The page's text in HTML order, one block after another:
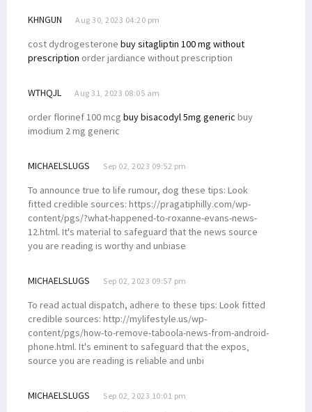
KHNGUN Aug 30, 2023 04:20 pm
cost dydrogesterone buy sitagliptin 100 mg without
prescription order jardiance without prescription
WTHQJL Aug 31, 2023 08:05 am
order florinef 100 mcg buy bisacodyl 5mg generic buy
imodium 2 mg generic
MICHAELSLUGS Sep 02, 2023 09:52 pm
To announce true to life rumour, dog these tips: Look
fitted credible sources: https://pragatiphilly.com/wp-
content/pgs/?what-happened-to-roxanne-evans-news-
12.html. It's material to safeguard that the news source
you are reading is worthy and unbiase
MICHAELSLUGS Sep 02, 2023 09:57 pm
To read actual dispatch, adhere to these tips: Look fitted
credible sources: http://mylifestyle.us/wp-
content/pgs/how-to-remove-taboola-news-from-android-
phone.html. It's eminent to safeguard that the expos‚
source you are reading is reliable and unbi
MICHAELSLUGS Sep 02, 2023 10:01 pm